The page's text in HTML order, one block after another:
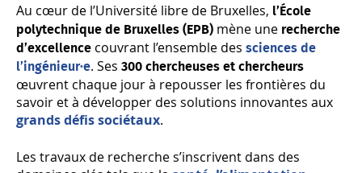
Au cœur de l’Université libre de Bruxelles, l’École
polytechnique de Bruxelles (EPB) mène une recherche
d’excellence couvrant l’ensemble des sciences de
l’ingénieur·e. Ses 300 chercheuses et chercheurs
œuvrent chaque jour à repousser les frontières du
savoir et à développer des solutions innovantes aux
grands défis sociétaux.
Les travaux de recherche s’inscrivent dans des